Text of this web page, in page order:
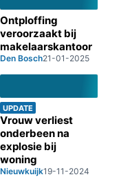
Ontploffing
veroorzaakt bij
makelaarskantoor
Den Bosch21-01-2025
UPDATE
Vrouw verliest
onderbeen na
explosie bij
woning
Nieuwkuijk19-11-2024